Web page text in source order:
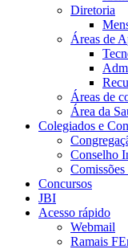
Diretoria
Áreas de
Áreas de
Área da
Colegiados e
Conselho
Comissões
Concursos
JBI
Acesso rápido
Webmail
Ramais